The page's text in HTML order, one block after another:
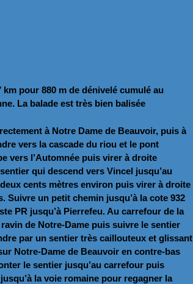
pour 880 m de dénivelé cumulé au
La balade est très bien balisée
à Notre Dame de Beauvoir, puis à
vers la cascade du riou et le pont
vers l’Automnée puis virer à droite
qui descend vers Vincel jusqu’au
cents mètres environ puis virer à droite
Suivre un petit chemin jusqu’à la cote 932
PR jusqu’à Pierrefeu. Au carrefour de la
de Notre-Dame puis suivre le sentier
par un sentier très caillouteux et glissant
Notre-Dame de Beauvoir en contre-bas
le sentier jusqu’au carrefour puis
la voie romaine pour regagner la